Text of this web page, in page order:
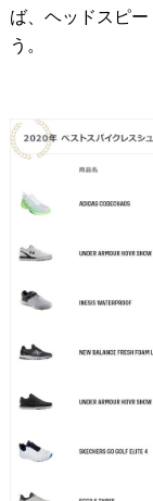
ば、ヘッドスピ
う。